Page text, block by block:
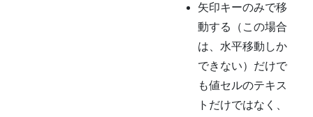
矢印キーのみで移
動する（この場合
は、水平移動しか
できない）だけで
も値セルのテキス
トだけではなく、